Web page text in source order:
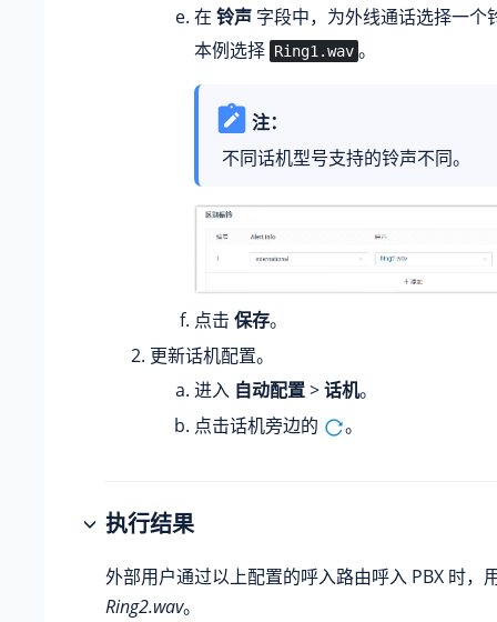
在 铃声 字段中，为外线通话选择一个
本例选择 Ring1.wav 。
注：
不同话机型号支持的铃声不同。
点击 保存。
更新话机配置。
进入 自动配置>话机。
点击话机旁边的
。
执行结果
外部用户通过以上配置的呼入路由呼入 PBX 时，
Ring2.wav。